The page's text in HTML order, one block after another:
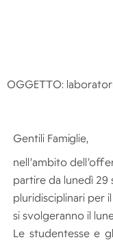
OGGETTO:
Gentili Famiglie,
nell’ambito
partire da lunedì
pluridisciplinari per
si svolgeranno il
Le studentesse e